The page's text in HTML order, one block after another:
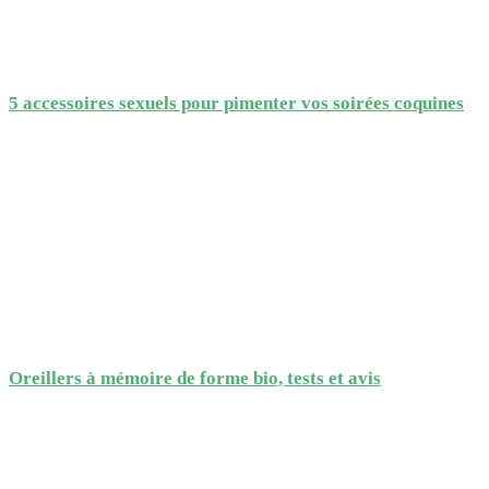
5 accessoires sexuels pour pimenter vos soirées coquines
Oreillers à mémoire de forme bio, tests et avis